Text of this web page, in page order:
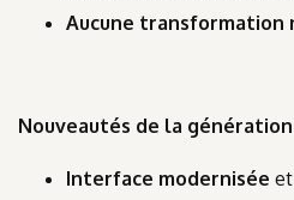
Aucune transformation
Nouveautés de la
Interface modernisée